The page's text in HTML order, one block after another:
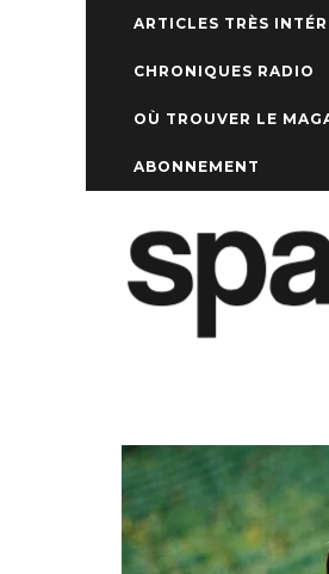
ARTICLES TRÈS
CHRONIQUES RADIO
OÙ TROUVER LE
ABONNEMENT